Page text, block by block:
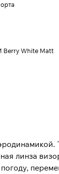
Berry White Matt
линза